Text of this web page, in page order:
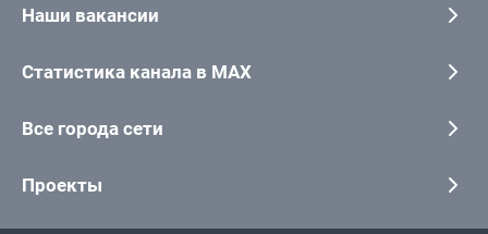
Наши вакансии
Статистика канала в MAX
Все города сети
Проекты